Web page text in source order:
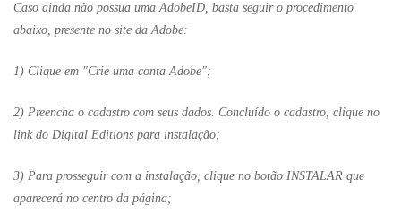
Caso ainda não possua uma AdobeID, basta seguir o procedimento
abaixo, presente no site da Adobe:
1) Clique em "Crie uma conta Adobe";
2) Preencha o cadastro com seus dados. Concluído o cadastro, clique no
link do Digital Editions para instalação;
3) Para prosseguir com a instalação, clique no botão INSTALAR que
aparecerá no centro da página;